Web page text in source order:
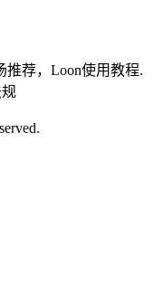
推荐，Loon使用教程.